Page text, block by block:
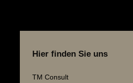
Hier finden Sie uns
TM Consult